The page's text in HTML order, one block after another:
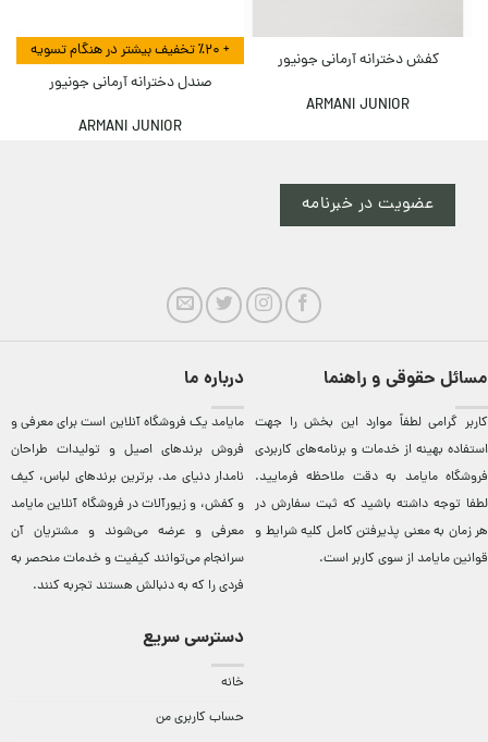
کفش دخترانه آرمانی جونیور
ARMANI JUNIOR
+ ٪۲۰ تخفیف بیشتر در هنگام تسویه
صندل دخترانه آرمانی جونیور
ARMANI JUNIOR
عضویت در خبرنامه
مسائل حقوقی و راهنما
کاربر گرامی لطفاً موارد این بخش را جهت
استفاده بهینه از خدمات و برنامه‌‏های کاربردی
فروشگاه مایامد به دقت ملاحظه فرمایید.
لطفا توجه داشته باشید که ثبت سفارش در
هر زمان به معنی پذیرفتن کامل کلیهشرایط و
قوانین مایامداز سوی کاربر است.
درباره ما
مایامد يک فروشگاه آنلاين است برای معرفی و
فروش برندهای اصيل و توليدات طراحان
نامدار دنيای مد. برترين‌ برندهای لباس، کيف
و کفش، و زيورآلات در فروشگاه آنلاين مایامد
معرفی و عرضه می‌شوند و مشتريان آن
سرانجام می‌توانند کيفيت و خدمات منحصر به
فردی را که به دنبالش هستند تجربه کنند.
دسترسی سریع
خانه
حساب کاربری من